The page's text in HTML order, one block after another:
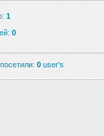
1
0
0 user's